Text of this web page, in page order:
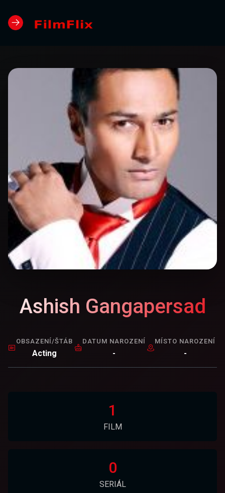
Ashish Gangapersad
OBSAZENÍ/ŠTÁB
Acting
DATUM NAROZENÍ
-
MÍSTO NAROZENÍ
-
1
FILM
0
SERIÁL